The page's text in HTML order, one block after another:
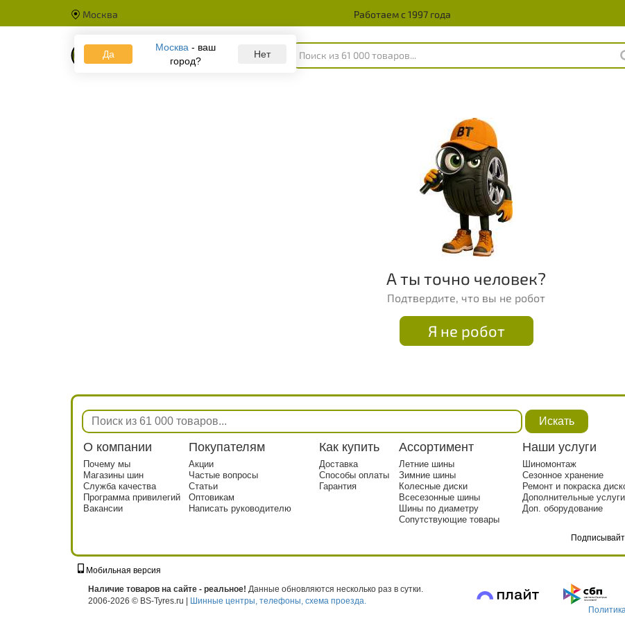
Москва Работаем с 1997 года
Да
Москва - ваш
город?
Нет
Каталог
А ты точно человек?
Подтвердите, что вы не робот
Я не робот
Искать
О компании
Почему мы
Магазины шин
Служба качества
Программа привилегий
Вакансии
Покупателям
Акции
Частые вопросы
Статьи
Оптовикам
Написать руководителю
Как купить
Доставка
Способы оплаты
Гарантия
Ассортимент
Летние шины
Зимние шины
Колесные диски
Всесезонные шины
Шины по диаметру
Сопутствующие товары
Наши услуги
Шиномонтаж
Сезонное хранение
Ремонт и покраска
Дополнительные услуги
Доп. оборудование
Мобильная версия
Наличие товаров на сайте - реальное! Данные обновляются несколько раз в сутки.
2006-2026 © BS-Tyres.ru |
Шинные центры, телефоны, схема проезда.